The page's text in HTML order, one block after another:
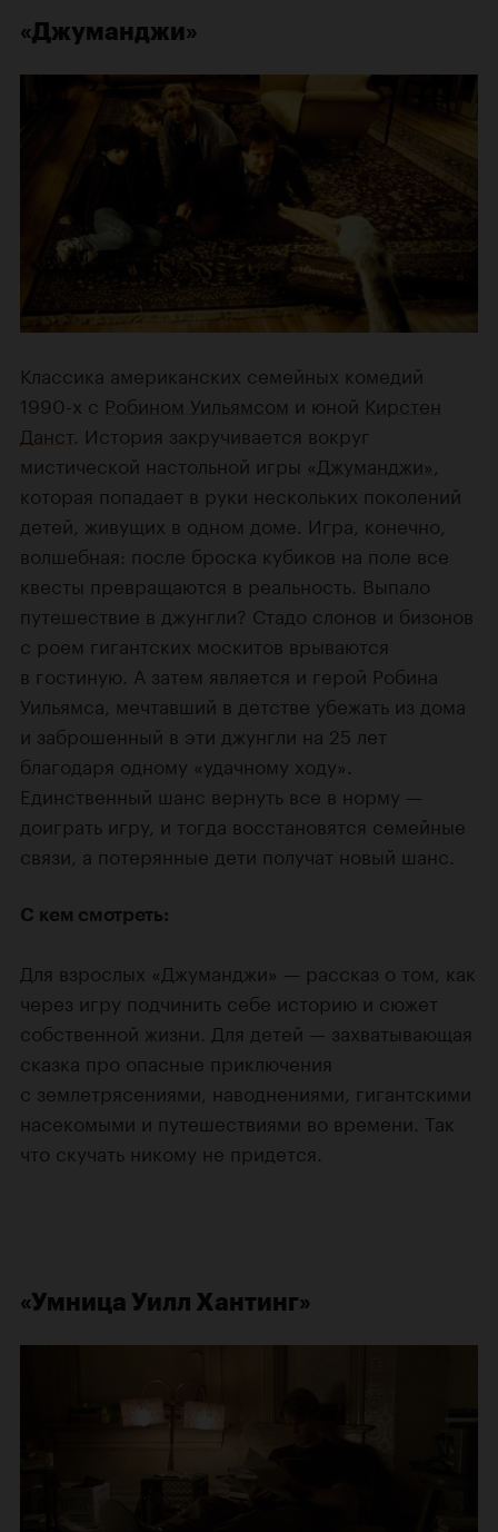
«Джуманджи»
Классика американских семейных комедий
1990-х с Робином Уильямсом и юной Кирстен
Данст . История закручивается вокруг
мистической настольной игры «Джуманджи»
которая попадает в руки нескольких поколений
детей, живущих в одном доме. Игра, конечно,
волшебная: после броска кубиков на поле все
квесты превращаются в реальность. Выпало
путешествие в джунгли? Стадо слонов и бизонов
с роем гигантских москитов врываются
в гостиную. А затем является и герой Робина
Уильямса, мечтавший в детстве убежать из дома
и заброшенный в эти джунгли на 25 лет
благодаря одному «удачному ходу».
Единственный шанс вернуть все в норму —
доиграть игру, и тогда восстановятся семейные
связи, а потерянные дети получат новый шанс.
С кем смотреть:
Для взрослых «Джуманджи» — рассказ о том, как
через игру подчинить себе историю и сюжет
собственной жизни. Для детей — захватывающая
сказка про опасные приключения
с землетрясениями, наводнениями, гигантскими
насекомыми и путешествиями во времени. Так
что скучать никому не придется.
«Умница Уилл Хантинг»